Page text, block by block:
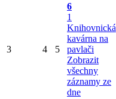
3 4 5
6
1
Knihovnická
kavárna na
pavlači
Zobrazit
všechny
záznamy ze
dne